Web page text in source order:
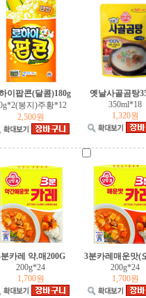
이팝콘(달콤)180g
봉지)주황*12
2,500원
옛날사골곰탕
350ml*18
1,320원
카레 약.매200G
200g*24
1,700원
3분카레매운맛(
200g*24
1,700원